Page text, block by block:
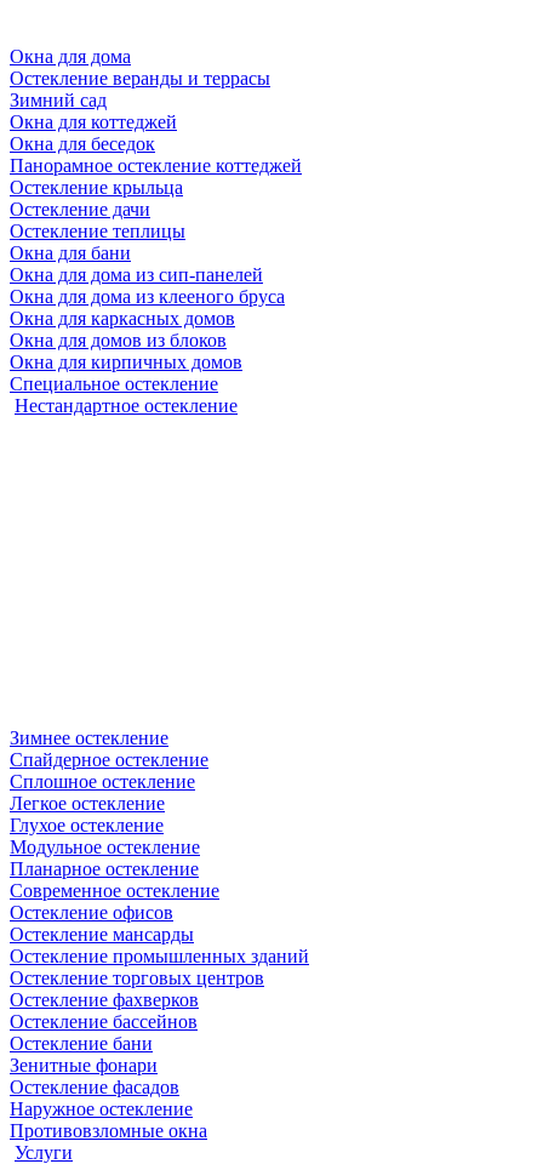
Окна для дома
Остекление веранды и террасы
Зимний сад
Окна для коттеджей
Окна для беседок
Панорамное остекление коттеджей
Остекление крыльца
Остекление дачи
Остекление теплицы
Окна для бани
Окна для дома из сип-панелей
Окна для дома из клееного бруса
Окна для каркасных домов
Окна для домов из блоков
Окна для кирпичных домов
Специальное остекление
Нестандартное остекление
Зимнее остекление
Спайдерное остекление
Сплошное остекление
Легкое остекление
Глухое остекление
Модульное остекление
Планарное остекление
Современное остекление
Остекление офисов
Остекление мансарды
Остекление промышленных зданий
Остекление торговых центров
Остекление фахверков
Остекление бассейнов
Остекление бани
Зенитные фонари
Остекление фасадов
Наружное остекление
Противовзломные окна
Услуги